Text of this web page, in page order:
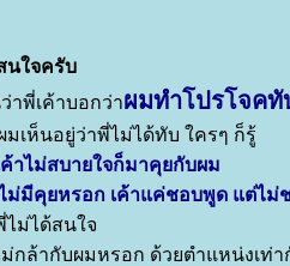
นใจครับ
าพี่เค้าบอกว่าผมทำโปรโจคทั
เห็นอยู่ว่าพี่ไม่ได้ทับ ใครๆ ก็รู้
ค้าไม่สบายใจก็มาคุยกับผม
ม่มีคุยหรอก เค้าแค่ชอบพูด แต่ไม่
ไม่ได้สนใจ
ม่กล้ากับผมหรอก ด้วยตำแหน่งเท่